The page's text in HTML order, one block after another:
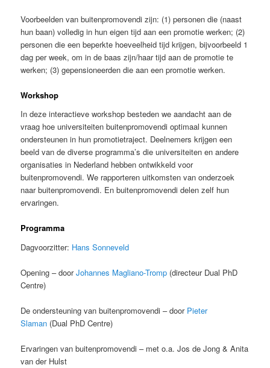
Voorbeelden van buitenpromovendi zijn: (1) personen die (naast
hun baan) volledig in hun eigen tijd aan een promotie werken; (2)
personen die een beperkte hoeveelheid tijd krijgen, bijvoorbeeld 1
dag per week, om in de baas zijn/haar tijd aan de promotie te
werken; (3) gepensioneerden die aan een promotie werken.
Workshop
In deze interactieve workshop besteden we aandacht aan de
vraag hoe universiteiten buitenpromovendi optimaal kunnen
ondersteunen in hun promotietraject. Deelnemers krijgen een
beeld van de diverse programma’s die universiteiten en andere
organisaties in Nederland hebben ontwikkeld voor
buitenpromovendi. We rapporteren uitkomsten van onderzoek
naar buitenpromovendi. En buitenpromovendi delen zelf hun
ervaringen.
Programma
Dagvoorzitter: Hans Sonneveld
Opening – doorJohannes Magliano-Tromp (directeur Dual PhD
Centre)
De ondersteuning van buitenpromovendi – door Pieter
Slaman (Dual PhD Centre)
Ervaringen van buitenpromovendi – met o.a. Jos de Jong & Anita
van der Hulst